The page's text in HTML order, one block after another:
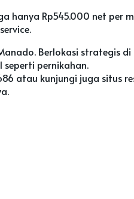
hanya Rp545.000 net per
Berlokasi strategis
seperti pernikahan.
atau kunjungi juga situs